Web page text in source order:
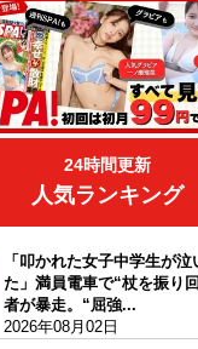
24時間更新
人気ランキング
「叩かれた女子中学生が泣
た」満員電車で“杖を振り
者が暴走。“屈強...
2026年08月02日